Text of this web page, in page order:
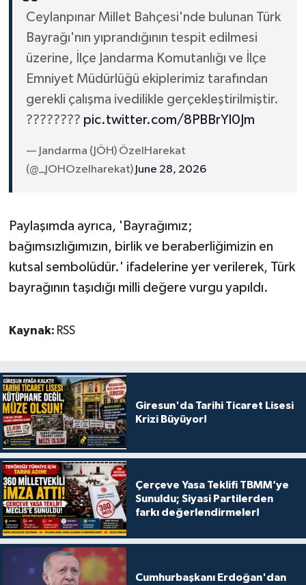
Ceylanpınar Millet Bahçesi'nde bulunan Türk
Bayrağı'nın yıprandığının tespit edilmesi
üzerine, İlçe Jandarma Komutanlığı ve İlçe
Emniyet Müdürlüğü ekiplerimiz tarafından
gerekli çalışma ivedilikle gerçekleştirilmiştir.
???????? pic.twitter.com/8PBBrYl0Jm
— Jandarma (JÖH) ÖzelHarekat
(@_JOHOzelharekat) June 28, 2026
Paylaşımda ayrıca, 'Bayrağımız;
bağımsızlığımızın, birlik ve beraberliğimizin en
kutsal sembolüdür.' ifadelerine yer verilerek, Türk
bayrağının taşıdığı milli değere vurgu yapıldı.
Kaynak: RSS
Giresun'da Tarihi Ticaret Lisesi
Krizi Büyüyor!
Çerçeve Yasa Teklifi TBMM’ye
Sunuldu; Siyasi Partilerden
farkı değerlendirmeler!
Cumhurbaşkanı Erdoğan'dan